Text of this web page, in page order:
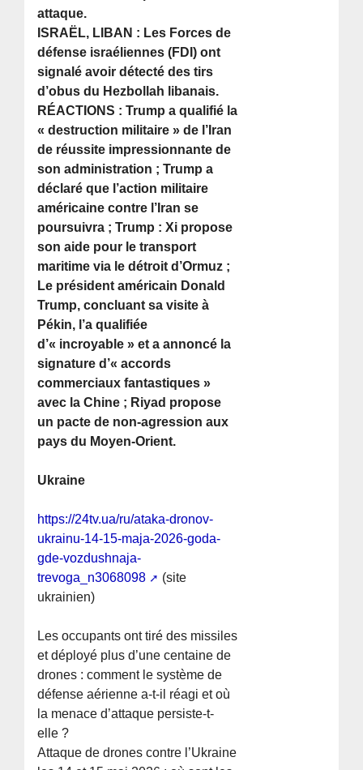
attaque.
ISRAËL, LIBAN : Les Forces de
défense israéliennes (FDI) ont
signalé avoir détecté des tirs
d’obus du Hezbollah libanais.
RÉACTIONS : Trump a qualifié la
« destruction militaire » de l’Iran
de réussite impressionnante de
son administration ; Trump a
déclaré que l’action militaire
américaine contre l’Iran se
poursuivra ; Trump : Xi propose
son aide pour le transport
maritime via le détroit d’Ormuz ;
Le président américain Donald
Trump, concluant sa visite à
Pékin, l’a qualifiée
d’« incroyable » et a annoncé la
signature d’« accords
commerciaux fantastiques »
avec la Chine ; Riyad propose
un pacte de non-agression aux
pays du Moyen-Orient.
Ukraine
https://24tv.ua/ru/ataka-dronov-
ukrainu-14-15-maja-2026-goda-
gde-vozdushnaja-
trevoga_n3068098
(site
ukrainien)
Les occupants ont tiré des missiles
et déployé plus d’une centaine de
drones : comment le système de
défense aérienne a-t-il réagi et où
la menace d’attaque persiste-t-
elle ?
Attaque de drones contre l’Ukraine